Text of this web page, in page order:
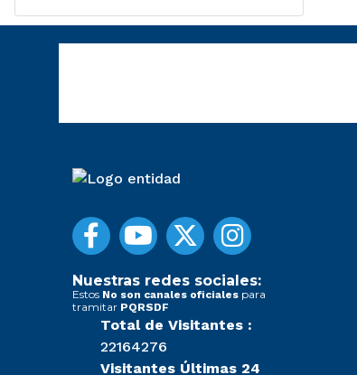
Nuestras redes sociales:
Estos No son canales oficiales para
tramitar PQRSDF
Total de Visitantes :
22164276
Visitantes Últimas 24